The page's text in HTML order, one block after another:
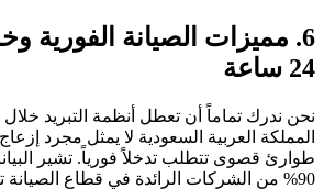
6. مميزات الصيانة الفورية
24 ساعة
نحن ندرك تماماً أن تعطل أنظمة التبريد
المملكة العربية السعودية لا يمثل مجرد
طوارئ قصوى تتطلب تدخلاً فورياً. تشير
90% من الشركات الرائدة في قطاع الصيانة